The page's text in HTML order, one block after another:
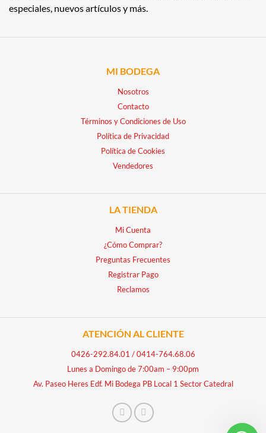
especiales, nuevos artículos y más.
MI BODEGA
Nosotros
Contacto
Términos y Condiciones de Uso
Política de Privacidad
Política de Cookies
Vendedores
LA TIENDA
Mi Cuenta
¿Cómo Comprar?
Preguntas Frecuentes
Registrar Pago
Reclamos
ATENCIÓN AL CLIENTE
0426-292.84.01 /0414-764.68.06
Lunes a Domingo de 7:00am – 9:00pm
Av. Paseo Heres Edf. Mi Bodega PB Local 1 Sector Catedral